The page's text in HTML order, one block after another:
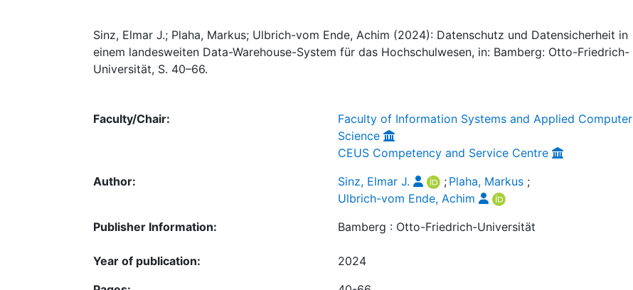
Sinz, Elmar J.; Plaha, Markus; Ulbrich-vom Ende, Achim (2024): Datenschutz und Datensicherheit in
einem landesweiten Data-Warehouse-System für das Hochschulwesen, in: Bamberg: Otto-Friedrich-
Universität, S. 40–66.
Faculty/Chair:
Faculty of Information Systems and Applied Computer
Science
CEUS Competency and Service Centre
Author:
Sinz, Elmar J. ; Plaha, Markus ;
Ulbrich-vom Ende, Achim
Publisher Information:
Bamberg : Otto-Friedrich-Universität
Year of publication:
2024